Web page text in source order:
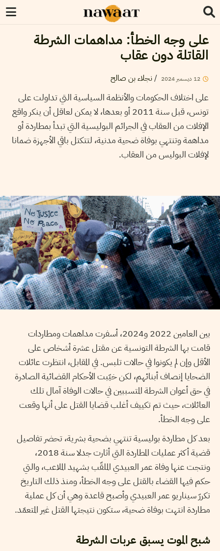
على وجه الخطأ: مداهمات الشرطة
القاتلة دون عقاب
12 ديسمبر 2024
/نجلاء بن صالح
على اختلاف الحكومات والأنظمة السياسية التي تداولت على
تونس، قبل سنة 2011 أو بعدها، لا يمكن لعاقل أن ينكر واقع
الإفلات من العقاب في الجرائم البوليسية التي تبدأ بمطاردة أو
مداهمة وتنتهي بوفاة ضحية مدنية، لتتكتل باقي الأجهزة ضمانا
لإفلات البوليس من العقاب.
بين العامين 2022 و2024، أسفرت مداهمات ومطاردات
قامت بها الشرطة التونسية عن مقتل عشرة أشخاص على
الأقل وإن لم يكونوا في حالات تلبس. في المقابل، انتظرت عائلات
الضحايا إنصاف أبنائهم، لكن خيّبت الأحكام القضائية الصادرة
في حق أعوان الشرطة المتسببين في حالات الوفاة آمال تلك
العائلات، حيث تم تكييف أغلب قضايا القتل على أنها وقعت
على وجه الخطأ.
بعد كل مطاردة بوليسية تنتهي بضحية بشرية، تحضر تفاصيل
قضية أكثر عمليات المطاردة التي أثارت جدلا سنة 2018،
ونتجت عنها وفاة عمر العبيدي الملقّب بشهيد الملاعب، والتي
حكم فيها القضاء بالقتل على وجه الخطأ، ومنذ ذلك التاريخ
تكررّ سيناريو عمر العبيدي وأصبح قاعدة وهي أن كل عملية
مطاردة انتهت بوفاة ضحية، ستكون نتيجتها القتل غير المتعمّد.
شبح الموت يسبق عربات الشرطة